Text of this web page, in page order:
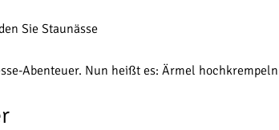
Sie Staunässe
Abenteuer. Nun heißt es: Ärmel